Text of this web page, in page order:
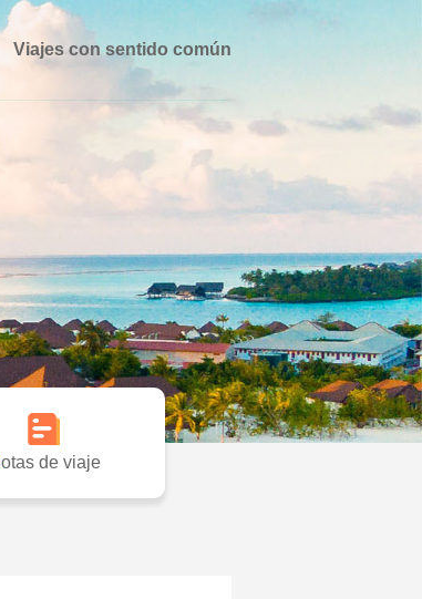
Viajes con sentido común
Notas de viaje